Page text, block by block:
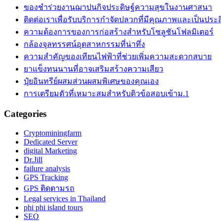
ของชำร่วยงานฌาปนกิจประดิษฐ์ความสุขในงานศาสนา
ติดต่อเราเพื่อรับบริการกำจัดปลวกที่มีคุณภาพและเป็นปร
ความต้องการของการก่อสร้างสำหรับโซลูชันโฟลมิเตอร์
กล้องจุลทรรศน์อุตสาหกรรมที่น่าทึ่ง
ความสำคัญของเทียนไฟฟ้าที่ช่วยเพิ่มความสะดวกสบาย
ยาแข็งทนนานที่อาจเสริมสร้างความเสียว
ปุ๋ยอินทรีย์ผสมส่วนผสมพิเศษของคุณเอง
การเตรียมตัวที่เหมาะสมสำหรับติวข้อสอบเข้าม.1
Categories
Cryptominingfarm
Dedicated Server
digital Marketing
Dr.Jill
failure analysis
GPS Tracking
GPS ติดตามรถ
Legal services in Thailand
phi phi island tours
SEO